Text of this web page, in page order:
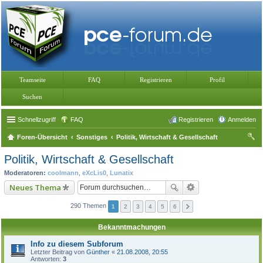
Teamseite FAQ Registrieren Profil
Suchen
Schnellzugriff FAQ Anmelden
Registrieren
Foren-Übersicht Sonstiges
Politik, Wirtschaft & Gesellschaft
Politik, Wirtschaft & Gesellschaft
Moderatoren: coolmann eXcLis0 Lunatix
Neues Thema
290 Themen 1 2 3 4 5 6
Bekanntmachungen
Info zu diesem Subforum
Letzter Beitrag von Günther « 21.08.2008, 20:55
Antworten: 3